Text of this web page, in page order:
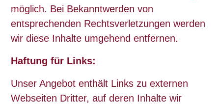
möglich. Bei Bekanntwerden von
entsprechenden Rechtsverletzungen werden
wir diese Inhalte umgehend entfernen.
Haftung für Links:
Unser Angebot enthält Links zu externen
Webseiten Dritter, auf deren Inhalte wir